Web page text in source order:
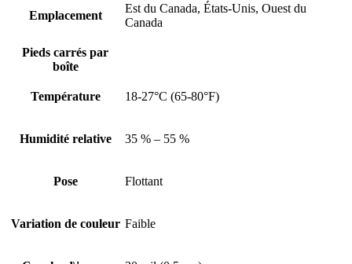
Emplacement
Est du Canada, États-Unis, Ouest du
Canada
Pieds carrés par
boîte
Température 18-27°C (65-80°F)
Humidité relative 35 % – 55 %
Pose Flottant
Variation de couleur Faible